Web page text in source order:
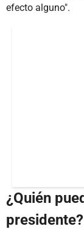
efecto alguno".
¿Quién
presidente?